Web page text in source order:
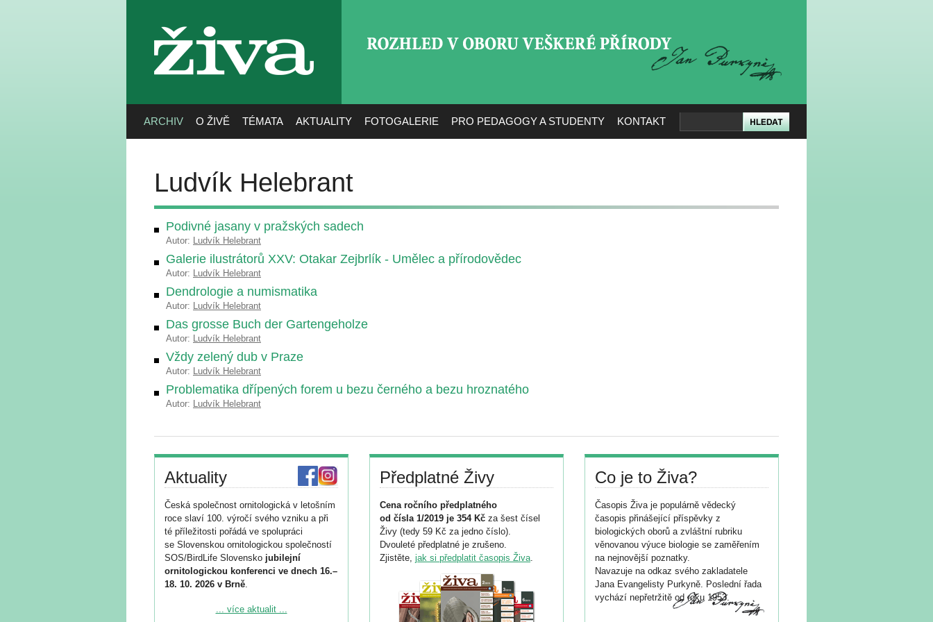
živa
ARCHIV O ŽIVĚ TÉMATA AKTUALITY FOTOGALERIE PRO PEDAGOGY A STUDENTY KONTAKT
Ludvík Helebrant
Podivné jasany v pražských sadech
Autor: Ludvík Helebrant
Galerie ilustrátorů XXV: Otakar Zejbrlík - Umělec a přírodovědec
Autor: Ludvík Helebrant
Dendrologie a numismatika
Autor: Ludvík Helebrant
Das grosse Buch der Gartengeholze
Autor: Ludvík Helebrant
Vždy zelený dub v Praze
Autor: Ludvík Helebrant
Problematika dřípených forem u bezu černého a bezu hroznatého
Autor: Ludvík Helebrant
Aktuality
Česká společnost ornitologická v letošním
roce slaví 100. výročí svého vzniku a při
té příležitosti pořádá ve spolupráci
se Slovenskou ornitologickou společností
SOS/BirdLife Slovensko jubilejní
ornitologickou konferenci ve dnech 16.–
18. 10. 2026 v Brně.
Podrobnější informace ke konferenci
... více aktualit ...
Předplatné Živy
Cena ročního předplatného
od čísla 1/2019 je 354 Kč za šest čísel
Živy (tedy 59 Kč za jedno číslo).
Dvouleté předplatné je zrušeno.
Zjistěte, jak si předplatit časopis Živa.
Co je to Živa?
Časopis Živa je populárně vědecký
časopis přinášející příspěvky z
biologických oborů a zvláštní rubriku
věnovanou výuce biologie se zaměřením
na nejnovější poznatky.
Navazuje na odkaz svého zakladatele
Jana Evangelisty Purkyně. Poslední řada
vychází nepřetržitě od roku 1953.